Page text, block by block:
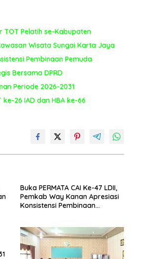
TOT Pelatih se-Kabupaten
Wisata Sungai Karta Jaya
Pembinaan Pemuda
Bersama DPRD
Periode 2026-2031
26 IAD dan HBA ke-66
Buka PERMATA CAI Ke-47 LDII,
Pemkab Way Kanan Apresiasi
Konsistensi Pembinaan